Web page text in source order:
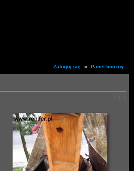
Zaloguj się « Panel boczny